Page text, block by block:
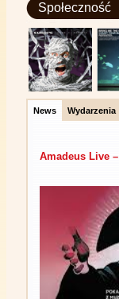
Społeczność
News Wydarzenia
Amadeus Live